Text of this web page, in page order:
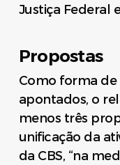
Justiça Federal
Propostas
Como forma
apontados, o
menos três
unificação da
da CBS, “na